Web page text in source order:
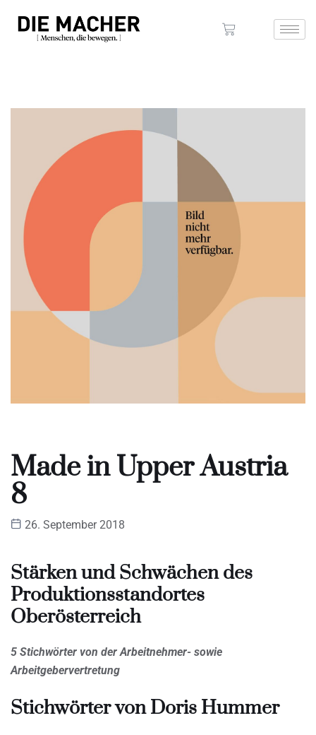
Made in Upper Austria
8
26. September 2018
Stärken und Schwächen des
Produktionsstandortes
Oberösterreich
5 Stichwörter von der Arbeitnehmer- sowie
Arbeitgebervertretung
Stichwörter von Doris Hummer